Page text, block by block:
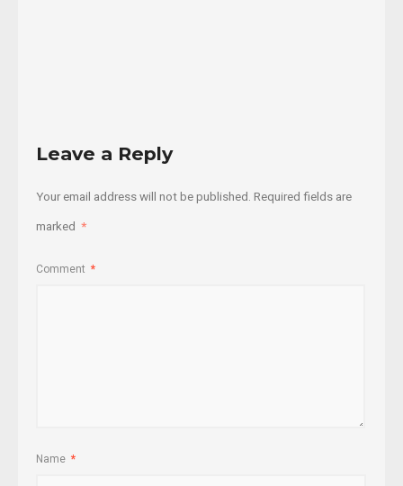
Leave a Reply
Your email address will not be published. Required fields are
marked *
Comment *
Name *